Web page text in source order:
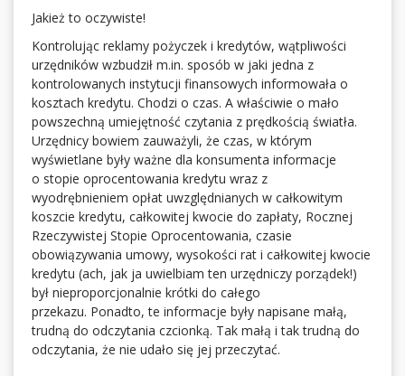
Jakież to oczywiste!
Kontrolując reklamy pożyczek i kredytów, wątpliwości
urzędników wzbudził m.in. sposób w jaki jedna z
kontrolowanych instytucji finansowych informowała o
kosztach kredytu. Chodzi o czas. A właściwie o mało
powszechną umiejętność czytania z prędkością światła.
Urzędnicy bowiem zauważyli, że czas, w którym
wyświetlane były ważne dla konsumenta informacje
o stopie oprocentowania kredytu wraz z
wyodrębnieniem opłat uwzględnianych w całkowitym
koszcie kredytu, całkowitej kwocie do zapłaty, Rocznej
Rzeczywistej Stopie Oprocentowania, czasie
obowiązywania umowy, wysokości rat i całkowitej kwocie
kredytu (ach, jak ja uwielbiam ten urzędniczy porządek!)
był nieproporcjonalnie krótki do całego
przekazu. Ponadto, te informacje były napisane małą,
trudną do odczytania czcionką. Tak małą i tak trudną do
odczytania, że nie udało się jej przeczytać.